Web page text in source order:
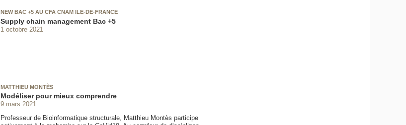
NEW BAC +5 AU CFA CNAM ILE-DE-FRANCE
Supply chain management Bac +5
1 octobre 2021
MATTHIEU MONTÈS
Modéliser pour mieux comprendre
9 mars 2021
Professeur de Bioinformatique structurale, Matthieu Montès participe